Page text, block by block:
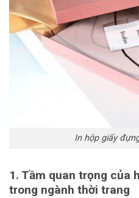
In hộp giấy
1. Tầm quan trọng của
trong ngành thời trang